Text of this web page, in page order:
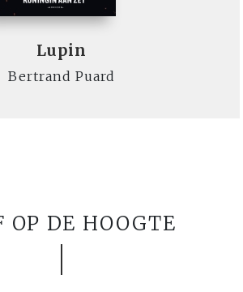
Lupin
Bertrand Puard
OP DE HOOGTE